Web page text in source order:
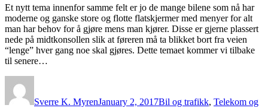
Et nytt tema innenfor samme felt er jo de mange bilene som nå har
moderne og ganske store og flotte flatskjermer med menyer for alt
man har behov for å gjøre mens man kjører. Disse er gjerne plassert
nede på midtkonsollen slik at føreren må ta blikket bort fra veien
“lenge” hver gang noe skal gjøres. Dette temaet kommer vi tilbake
til senere…
Sverre K. MyrenJanuary 2, 2017Bil og trafikk, Telekom og